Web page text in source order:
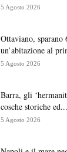
5 Agosto 2026
Ottaviano,
un’abitazione al
5 Agosto 2026
Barra, gli
cosche storiche ed...
5 Agosto 2026